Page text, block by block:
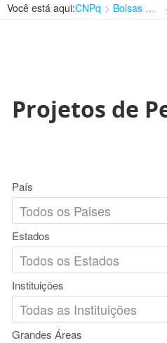
Você está aqui:CNPq Bolsas e Auxílios Vigentes
Projetos de
País
Estados
Instituições
Grandes Áreas